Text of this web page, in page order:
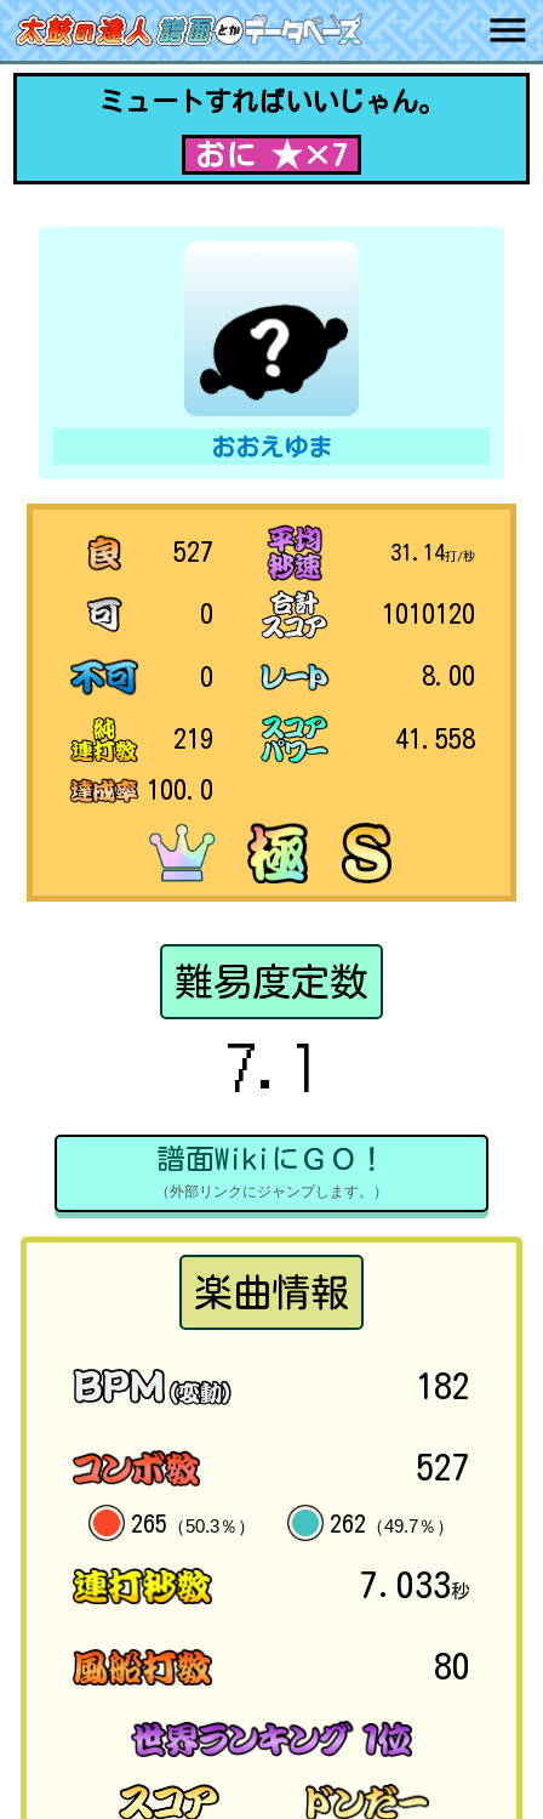
ミュートすればいいじゃん。
おに ★×7
おおえゆま
527
0
0
219
100.0
31.14打/秒
1010120
8.00
41.558
難易度定数
7.1
譜面WikiにＧＯ！
（外部リンクにジャンプします。）
楽曲情報
182
527
265 （50.3％） 262 （49.7％）
7.033秒
80